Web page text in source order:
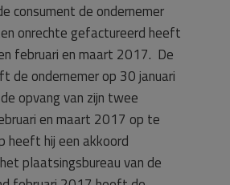
consument de ondernemer
onrechte gefactureerd heeft
februari en maart 2017. De
de ondernemer op 30 januari
opvang van zijn twee
en maart 2017 op te
heeft hij een akkoord
plaatsingsbureau van de